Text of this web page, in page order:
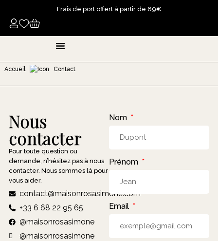
Frais de port offert à partir de 69€
Accueil Contact
Nous
contacter
Pour toute question ou
demande, n’hésitez pas à nous
contacter. Nous sommes là pour
vous aider.
contact@maisonrosasimone.com
+33 6 68 22 95 65
@maisonrosasimone
@maisonrosasimone
Nom
Prénom
Email